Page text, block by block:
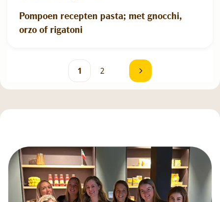
Pompoen recepten pasta; met gnocchi,
orzo of rigatoni
1 2